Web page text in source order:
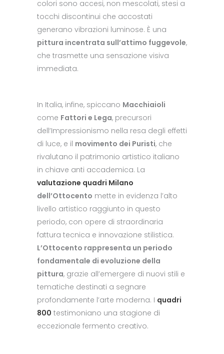
colori sono accesi, non mescolati, stesi a
tocchi discontinui che accostati
generano vibrazioni luminose. È una
pittura incentrata sull’attimo fuggevole,
che trasmette una sensazione visiva
immediata.
In Italia, infine, spiccano Macchiaioli
come Fattori e Lega, precursori
dell’Impressionismo nella resa degli effetti
di luce, e il movimento dei Puristi, che
rivalutano il patrimonio artistico italiano
in chiave anti accademica. La
valutazione quadri Milano
dell’Ottocento mette in evidenza l’alto
livello artistico raggiunto in questo
periodo, con opere di straordinaria
fattura tecnica e innovazione stilistica.
L’Ottocento rappresenta un periodo
fondamentale di evoluzione della
pittura, grazie all’emergere di nuovi stili e
tematiche destinati a segnare
profondamente l’arte moderna. I quadri
800 testimoniano una stagione di
eccezionale fermento creativo.